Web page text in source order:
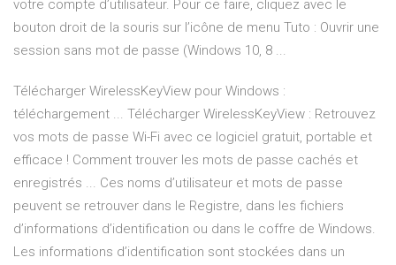
votre compte d’utilisateur. Pour ce faire, cliquez avec le
bouton droit de la souris sur l’icône de menu Tuto : Ouvrir une
session sans mot de passe (Windows 10, 8 ...
Télécharger WirelessKeyView pour Windows :
téléchargement ... Télécharger WirelessKeyView : Retrouvez
vos mots de passe Wi-Fi avec ce logiciel gratuit, portable et
efficace ! Comment trouver les mots de passe cachés et
enregistrés ... Ces noms d’utilisateur et mots de passe
peuvent se retrouver dans le Registre, dans les fichiers
d’informations d’identification ou dans le coffre de Windows.
Les informations d’identification sont stockées dans un